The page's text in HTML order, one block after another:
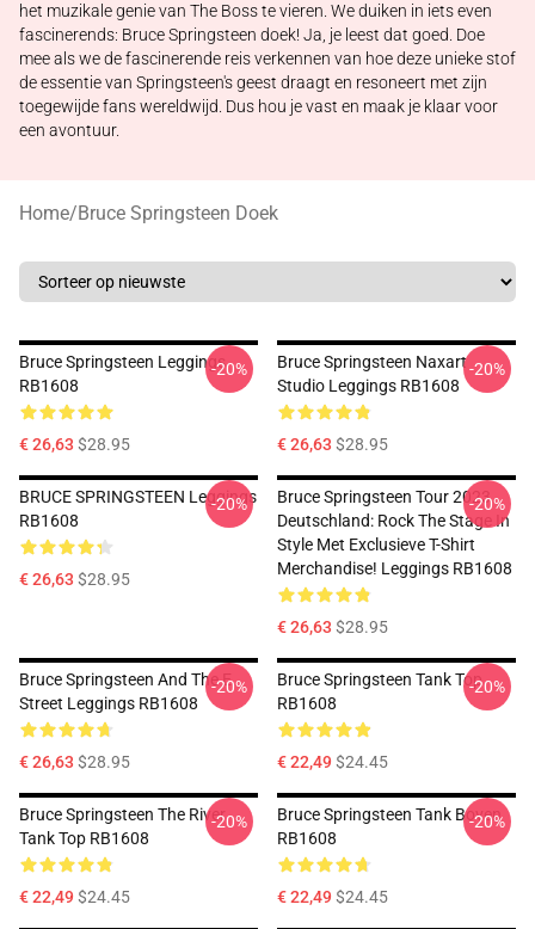
het muzikale genie van The Boss te vieren. We duiken in iets even
fascinerends: Bruce Springsteen doek! Ja, je leest dat goed. Doe
mee als we de fascinerende reis verkennen van hoe deze unieke stof
de essentie van Springsteen's geest draagt en resoneert met zijn
toegewijde fans wereldwijd. Dus hou je vast en maak je klaar voor
een avontuur.
Home/Bruce Springsteen Doek
Bruce Springsteen Leggings
RB1608
€ 26,63 $28.95
-20%
Bruce Springsteen Naxart
Studio Leggings RB1608
€ 26,63 $28.95
-20%
BRUCE SPRINGSTEEN Leggings
RB1608
€ 26,63 $28.95
-20%
Bruce Springsteen Tour 2023
Deutschland: Rock The Stage In
Style Met Exclusieve T-Shirt
Merchandise! Leggings RB1608
€ 26,63 $28.95
-20%
Bruce Springsteen And The E
Street Leggings RB1608
€ 26,63 $28.95
-20%
Bruce Springsteen Tank Top
RB1608
€ 22,49$24.45
-20%
Bruce Springsteen The River
Tank Top RB1608
€ 22,49$24.45
-20%
Bruce Springsteen Tank Boven
RB1608
€ 22,49$24.45
-20%